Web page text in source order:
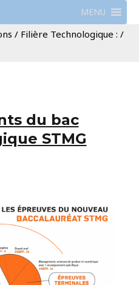
MENU
/ Filière Technologique : /
du bac
STMG